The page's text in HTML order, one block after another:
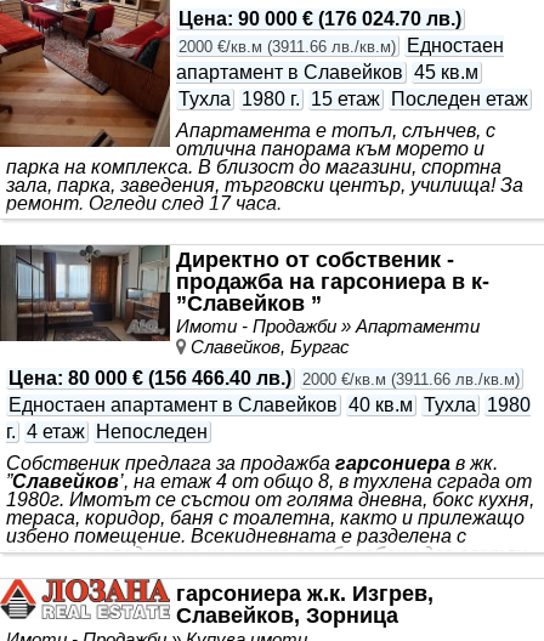
Цена: 90 000 € (176 024.70 лв.)
2000 €/кв.м (3911.66 лв./кв.м)
Едностаен
апартамент в Славейков 45 кв.м
Тухла
1980 г. 15 етаж
Последен етаж
Апартамента е топъл, слънчев, с
отлична панорама към морето и
парка на комплекса. В близост до магазини, спортна
зала, парка, заведения, търговски център, училища! За
ремонт. Огледи след 17 часа.
Директно от собственик -
продажба на гарсониера в к-
”Славейков ”
Имоти - Продажби » Апартаменти
Славейков, Бургас
Цена: 80 000 € (156 466.40 лв.) 2000 €/кв.м (3911.66 лв./кв.м)
Едностаен апартамент в Славейков 40 кв.м Тухла
1980
г. 4 етаж
Непоследен
Собственик предлага за продажба гарсониера в жк.
”Славейков’, на етаж 4 от общо 8, в тухлена сграда от
1980г. Имотът се състои от голяма дневна, бокс кухня,
тераса, коридор, баня с тоалетна, както и прилежащо
избено помещение. Всекидневната е разделена с
портал, в следствие на което са обособени две светли
изложение и е изключително топъл. Намира се в
непосредствена близост до детска градина, училище,
автобусна спирка. За ремонт. Без агенции.
гарсониера ж.к. Изгрев,
Славейков, Зорница